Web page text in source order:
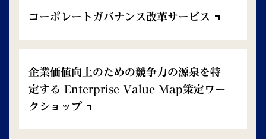
コーポレートガバナンス改革サービス
企業価値向上のための競争力の源泉を特
定する Enterprise Value Map策定ワー
クショップ